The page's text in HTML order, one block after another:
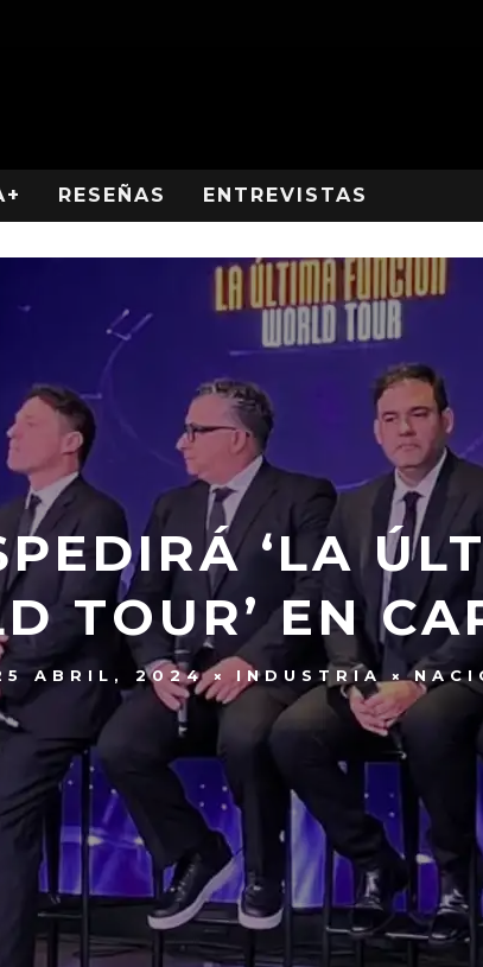
RESEÑAS ENTREVISTAS
‘LA
TOUR’ EN
ABRIL, 2024 INDUSTRIA